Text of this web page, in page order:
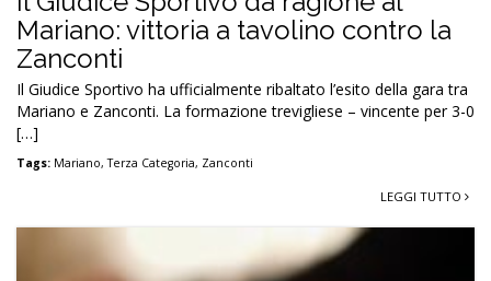
Mariano: vittoria a tavolino contro la
Zanconti
Il Giudice Sportivo ha ufficialmente ribaltato l’esito della gara tra
Mariano e Zanconti. La formazione trevigliese – vincente per 3-0
[…]
Tags: Mariano,Terza Categoria, Zanconti
LEGGI TUTTO